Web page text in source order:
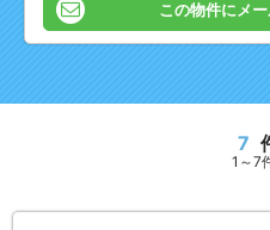
この物件にメ
7
1～7